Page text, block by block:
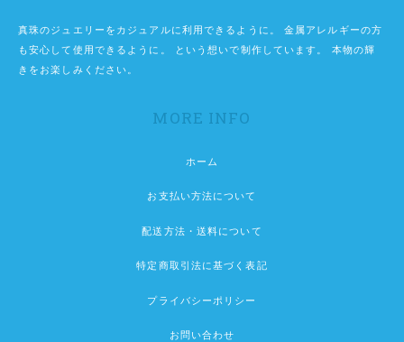
真珠のジュエリーをカジュアルに利用できるように。 金属アレルギーの方
も安心して使用できるように。 という想いで制作しています。 本物の輝
きをお楽しみください。
MORE INFO
ホーム
お支払い方法について
配送方法・送料について
特定商取引法に基づく表記
プライバシーポリシー
お問い合わせ